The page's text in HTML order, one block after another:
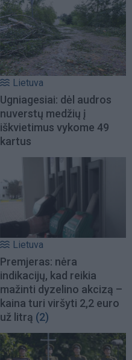
Lietuva
Ugniagesiai: dėl audros
nuverstų medžių į
iškvietimus vykome 49
kartus
Lietuva
Premjeras: nėra
indikacijų, kad reikia
mažinti dyzelino akcizą –
kaina turi viršyti 2,2 euro
už litrą (2)